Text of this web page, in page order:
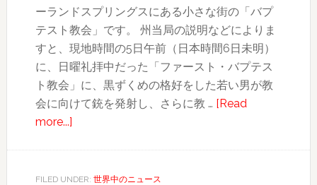
ト、
非
難
殺
到
ーランドスプリングスにある小さな街の「バプ
テスト教会」です。 州当局の説明などによりま
すと、現地時間の5日午前（日本時間6日未明）
に、日曜礼拝中だった「ファースト・バプテス
ト教会」に、黒ずくめの格好をした若い男が教
会に向けて銃を発射し、さらに教 … [Read
more...]about
キ
FILED UNDER: 世界中のニュース